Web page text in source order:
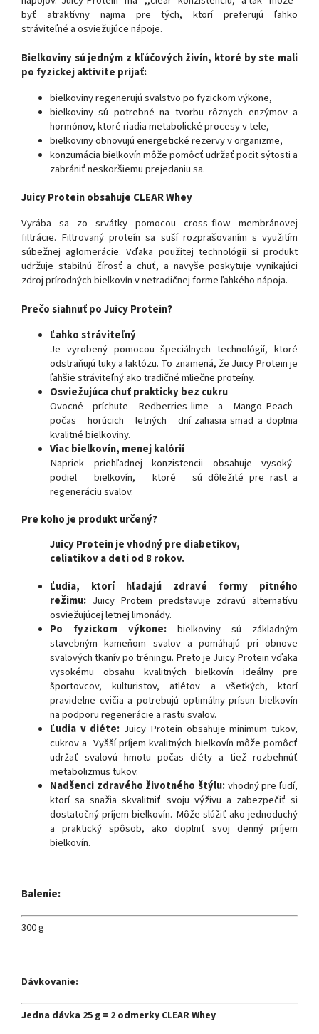
byť atraktívny najmä pre tých, ktorí preferujú ľahko
stráviteľné a osviežujúce nápoje.
Bielkoviny sú jedným z kľúčových živín, ktoré by ste mali
po fyzickej aktivite prijať:
bielkoviny regenerujú svalstvo po fyzickom výkone,
bielkoviny sú potrebné na tvorbu rôznych enzýmov a
hormónov, ktoré riadia metabolické procesy v tele,
bielkoviny obnovujú energetické rezervy v organizme,
konzumácia bielkovín môže pomôcť udržať pocit sýtosti a
zabrániť neskoršiemu prejedaniu sa.
Juicy Protein obsahuje CLEAR Whey
Vyrába sa zo srvátky pomocou cross-flow membránovej
filtrácie. Filtrovaný proteín sa suší rozprašovaním s využitím
súbežnej aglomerácie. Vďaka použitej technológii si produkt
udržuje stabilnú čírosť a chuť, a navyše poskytuje vynikajúci
zdroj prírodných bielkovín v netradičnej forme ľahkého nápoja.
Prečo siahnuť po Juicy Protein?
Ľahko stráviteľný
Je vyrobený pomocou špeciálnych technológií, ktoré
odstraňujú tuky a laktózu. To znamená, že Juicy Protein je
ľahšie stráviteľný ako tradičné mliečne proteíny.
Osviežujúca chuť prakticky bez cukru
Ovocné príchute Redberries-lime a Mango-Peach
počas horúcich letných dní zahasia smäd a doplnia
kvalitné bielkoviny.
Viac bielkovín, menej kalórií
Napriek priehľadnej konzistencii obsahuje vysoký
podiel bielkovín, ktoré sú dôležité pre rast a
regeneráciu svalov.
Pre koho je produkt určený?
Juicy Protein je vhodný pre diabetikov,
celiatikov a deti od 8 rokov.
Ľudia, ktorí hľadajú zdravé formy pitného
režimu: Juicy Protein predstavuje zdravú alternatívu
osviežujúcej letnej limonády.
Po fyzickom výkone: bielkoviny sú základným
stavebným kameňom svalov a pomáhajú pri obnove
svalových tkanív po tréningu. Preto je Juicy Protein vďaka
vysokému obsahu kvalitných bielkovín ideálny pre
športovcov, kulturistov, atlétov a všetkých, ktorí
pravidelne cvičia a potrebujú optimálny prísun bielkovín
na podporu regenerácie a rastu svalov.
Ľudia v diéte: Juicy Protein obsahuje minimum tukov,
cukrov a Vyšší príjem kvalitných bielkovín môže pomôcť
udržať svalovú hmotu počas diéty a tiež rozbehnúť
metabolizmus tukov.
Nadšenci zdravého životného štýlu:vhodný pre ľudí,
ktorí sa snažia skvalitniť svoju výživu a zabezpečiť si
dostatočný príjem bielkovín. Môže slúžiť ako jednoduchý
a praktický spôsob, ako doplniť svoj denný príjem
bielkovín.
Balenie:
300 g
Dávkovanie:
Jedna dávka 25 g = 2 odmerky CLEAR Whey